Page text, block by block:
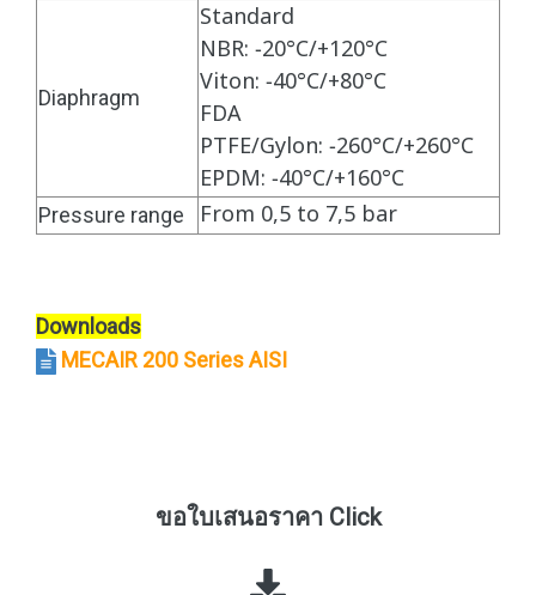
Diaphragm
Standard
NBR: −20°C/+120°C
Viton: −40°C/+80°C
FDA
PTFE/Gylon: −260°C/+260°C
EPDM: −40°C/+160°C
Pressure range From 0,5 to 7,5 bar
Downloads
MECAIR 200 Series AISI
ขอใบเสนอราคา Click